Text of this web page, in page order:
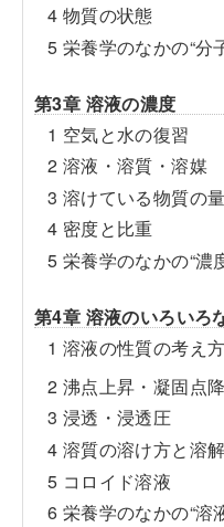
4 物質の状態
5 栄養学のなかの“分
第3章 溶液の濃度
1 空気と水の復習
2 溶液・溶質・溶媒
3 溶けている物質の量
4 密度と比重
5 栄養学のなかの“濃
第4章 溶液のいろいろ
1 溶液の性質の考え方
2 沸点上昇・凝固点
3 浸透・浸透圧
4 溶質の溶け方と溶
5 コロイド溶液
6 栄養学のなかの“溶